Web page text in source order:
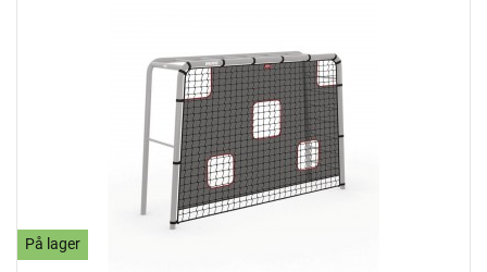
På lager